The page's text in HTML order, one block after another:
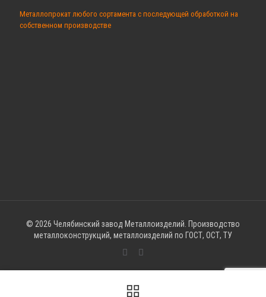
Металлопрокат любого сортамента с последующей обработкой на
собственном производстве
© 2026 Челябинский завод Металлоизделий. Производство
металлоконструкций, металлоизделий по ГОСТ, ОСТ, ТУ